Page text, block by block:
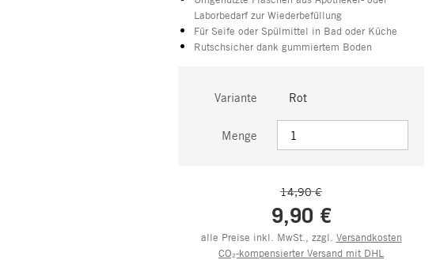
Laborbedarf zur Wiederbefüllung
Für Seife oder Spülmittel in Bad oder Küche
Rutschsicher dank gummiertem Boden
Variante Rot
Menge
14,90 €
9,90 €
alle Preise inkl. MwSt., zzgl. Versandkosten
CO₂-kompensierter Versand mit DHL